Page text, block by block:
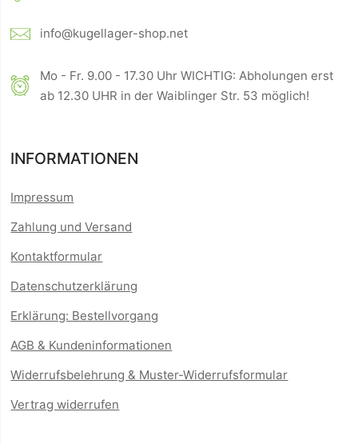
info@kugellager-shop.net
Mo - Fr. 9.00 - 17.30 Uhr WICHTIG: Abholungen erst
ab 12.30 UHR in der Waiblinger Str. 53 möglich!
INFORMATIONEN
Impressum
Zahlung und Versand
Kontaktformular
Datenschutzerklärung
Erklärung: Bestellvorgang
AGB & Kundeninformationen
Widerrufsbelehrung & Muster-Widerrufsformular
Vertrag widerrufen